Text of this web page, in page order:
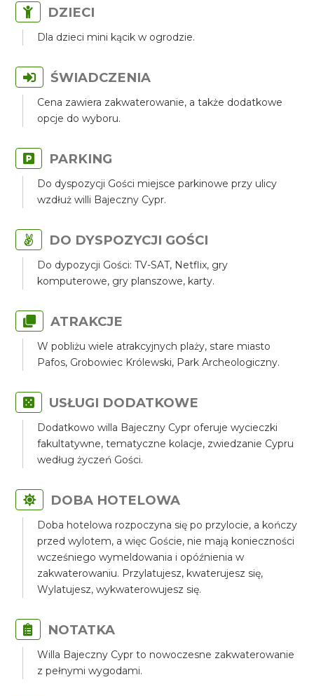
DZIECI
Dla dzieci mini kącik w ogrodzie.
ŚWIADCZENIA
Cena zawiera zakwaterowanie, a także dodatkowe
opcje do wyboru.
PARKING
Do dyspozycji Gości miejsce parkinowe przy ulicy
wzdłuż willi Bajeczny Cypr.
DO DYSPOZYCJI GOŚCI
Do dypozycji Gości: TV-SAT, Netflix, gry
komputerowe, gry planszowe, karty.
ATRAKCJE
W pobliżu wiele atrakcyjnych plaży, stare miasto
Pafos, Grobowiec Królewski, Park Archeologiczny.
USŁUGI DODATKOWE
Dodatkowo willa Bajeczny Cypr oferuje wycieczki
fakultatywne, tematyczne kolacje, zwiedzanie Cypru
według życzeń Gości.
DOBA HOTELOWA
Doba hotelowa rozpoczyna się po przylocie, a kończy
przed wylotem, a więc Goście, nie mają konieczności
wcześniego wymeldowania i opóźnienia w
zakwaterowaniu. Przylatujesz, kwaterujesz się,
Wylatujesz, wykwaterowujesz się.
NOTATKA
Willa Bajeczny Cypr to nowoczesne zakwaterowanie
z pełnymi wygodami.